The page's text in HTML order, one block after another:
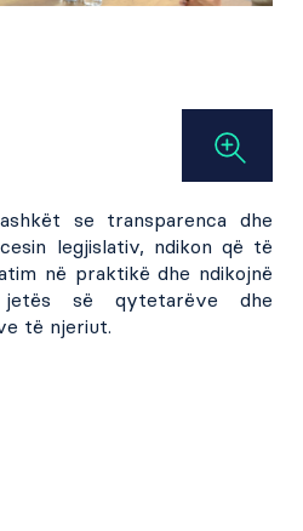
se transparenca dhe
legjislativ, ndikon që të
në praktikë dhe ndikojnë
së qytetarëve dhe
të njeriut.